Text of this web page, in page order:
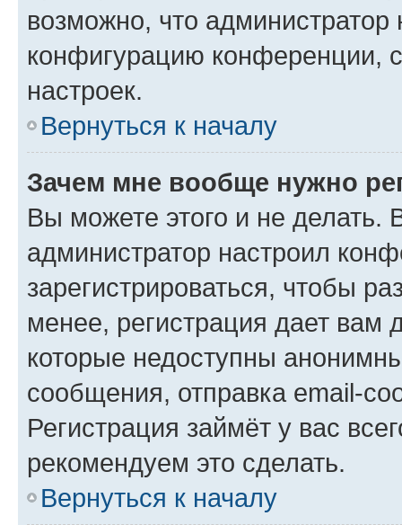
возможно, что администратор
конфигурацию конференции,
настроек.
Вернуться к началу
Зачем мне вообще нужно
Вы можете этого и не делать.
администратор настроил
зарегистрироваться, чтобы
менее, регистрация дает вам
которые недоступны
сообщения, отправка email-
Регистрация займёт у вас
рекомендуем это сделать.
Вернуться к началу